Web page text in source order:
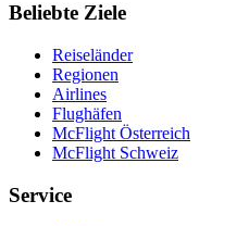
Beliebte Ziele
Reiseländer
Regionen
Airlines
Flughäfen
McFlight Österreich
McFlight Schweiz
Service